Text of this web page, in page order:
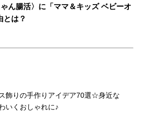
ん腸活〉に「ママ＆キッズ ベビーオ
とは？
飾りの手作りアイデア70選☆身近な
いくおしゃれに♪